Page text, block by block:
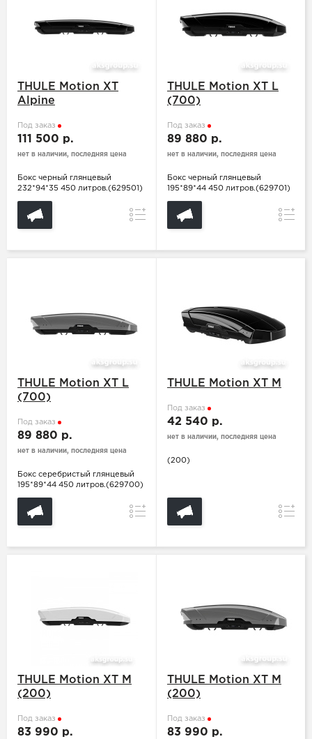
THULE Motion XT
Alpine
Под заказ
111 500 р.
нет в наличии, последняя цена
Бокс черный глянцевый
232*94*35 450 литров.(629501)
Сравнение
THULE Motion XT L
(700)
Под заказ
89 880 р.
нет в наличии, последняя цена
Бокс черный глянцевый
195*89*44 450 литров.(629701)
THULE Motion XT L
(700)
Под заказ
89 880 р.
нет в наличии, последняя цена
Бокс серебристый глянцевый
195*89*44 450 литров.(629700)
Сравнение
THULE Motion XT M
Под заказ
42 540 р.
нет в наличии, последняя цена
(200)
THULE Motion XT M
(200)
Под заказ
83 990 р.
THULE Motion XT M
(200)
Под заказ
83 990 р.